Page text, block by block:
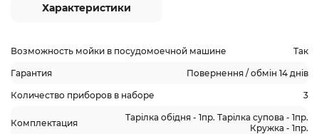
Характеристики
Возможность мойки в посудомоечной машине Так
Гарантия Повернення / обмін 14 днів
Количество приборов в наборе 3
Комплектация
Тарілка обідня - 1пр. Тарілка супова - 1пр.
Кружка - 1пр.